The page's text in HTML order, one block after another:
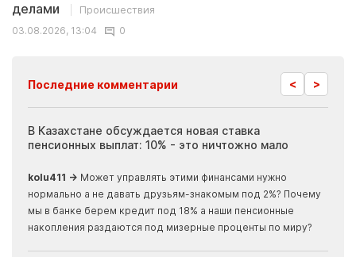
делами
Происшествия
03.08.2026, 13:04
0
Последние комментарии < >
В Казахстане обсуждается новая ставка
пенсионных выплат: 10% - это ничтожно мало
kolu411 → Может управлять этими финансами нужно
нормально а не давать друзьям-знакомым под 2%? Почему
мы в банке берем кредит под 18% а наши пенсионные
накопления раздаются под мизерные проценты по миру?